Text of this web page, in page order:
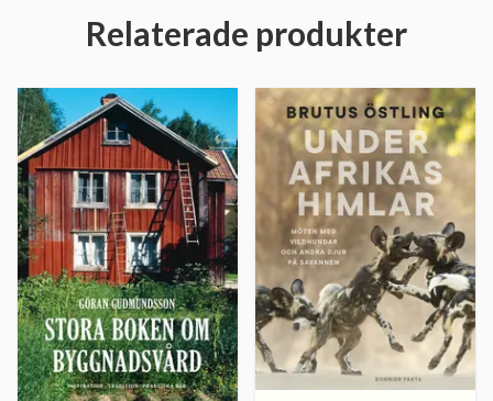
Relaterade produkter